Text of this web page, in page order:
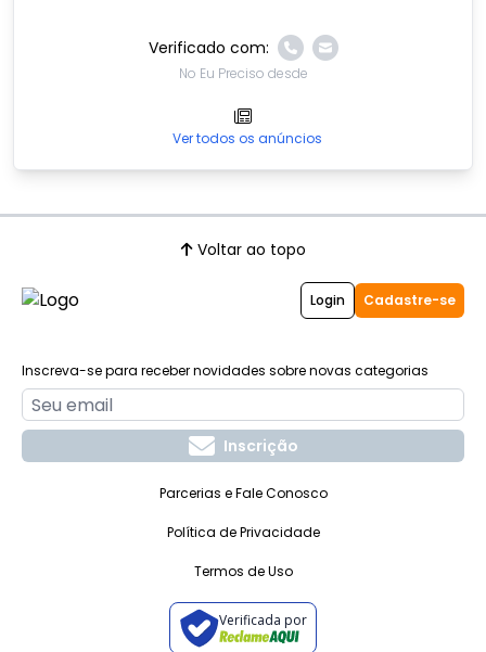
Verificado com:
No Eu Preciso desde
Ver todos os anúncios
Voltar ao topo
Login Cadastre-se
Inscreva-se para receber novidades sobre novas categorias
Inscrição
Parcerias e Fale Conosco
Política de Privacidade
Termos de Uso
Verificada por